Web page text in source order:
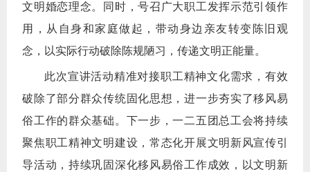
文明婚恋理念。同时，号召广大职工发挥示范引领作
用，从自身和家庭做起，带动身边亲友转变陈旧观
念，以实际行动破除陈规陋习，传递文明正能量。
此次宣讲活动精准对接职工精神文化需求，有效
破除了部分群众传统固化思想，进一步夯实了移风易
俗工作的群众基础。下一步，一二五团总工会将持续
聚焦职工精神文明建设，常态化开展文明新风宣传引
导活动，持续巩固深化移风易俗工作成效，以文明新